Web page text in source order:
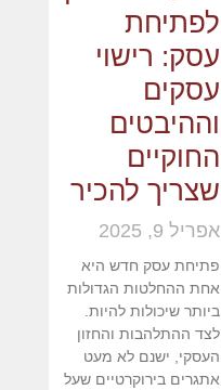
לפתיחת
עסק: רישוי
עסקים
וההיבטים
החוקיים
שצריך להכיר
אפריל 9, 2025
פתיחת עסק חדש היא
אחת ההחלטות הגדולות
ביותר שיכולות להיות.
לצד ההתלהבות והחזון
העסקי, ישנם לא מעט
אתגרים בירוקרטיים שעל